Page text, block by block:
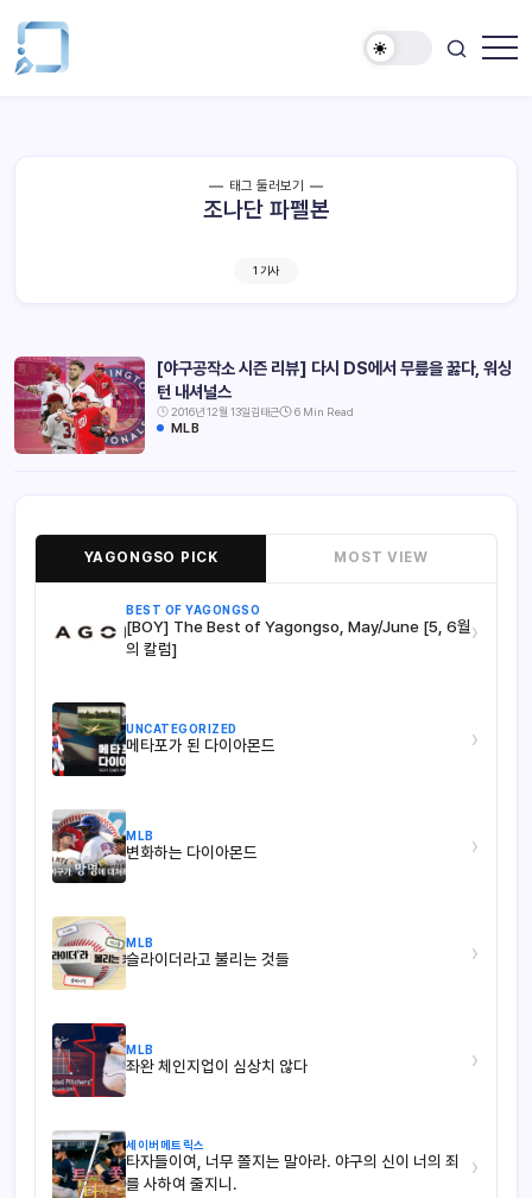
태그 둘러보기
조나단 파펠본
1 기사
[야구공작소 시즌 리뷰] 다시 DS에서 무릎을 꿇다, 워싱
턴 내셔널스
2016년 12월 13일김태근 6 Min Read
MLB
YAGONGSO PICK MOST VIEW
BEST OF YAGONGSO
[BOY] The Best of Yagongso, May/June [5, 6월
의 칼럼]
›
UNCATEGORIZED
메타포가 된 다이아몬드 ›
MLB
변화하는 다이아몬드 ›
MLB
슬라이더라고 불리는 것들 ›
MLB
좌완 체인지업이 심상치 않다 ›
세이버메트릭스
타자들이여, 너무 쫄지는 말아라. 야구의 신이 너의 죄
를 사하여 줄지니.
›